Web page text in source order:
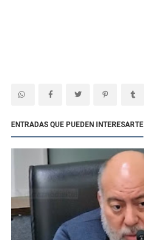
ENTRADAS QUE PUEDEN INTERESARTE